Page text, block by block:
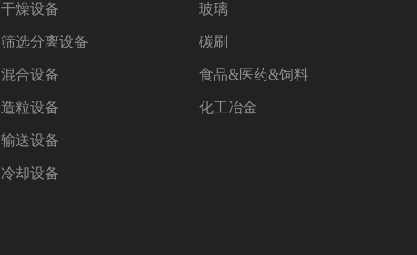
干燥设备
筛选分离设备
混合设备
造粒设备
输送设备
冷却设备
玻璃
碳刷
食品&医药&饲料
化工冶金